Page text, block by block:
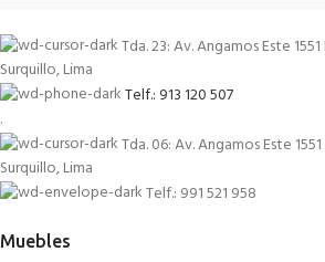
Tda. 23: Av. Angamos Este
Surquillo, Lima
Telf.: 913 120 507
.
Tda. 06: Av. Angamos Este
Surquillo, Lima
Telf.: 991 521 958
Muebles